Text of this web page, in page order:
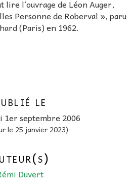
l’ouvrage de Léon Auger,
Personne de Roberval », paru
(Paris) en 1962.
le
1er septembre 2006
le 25 janvier 2023)
Duvert